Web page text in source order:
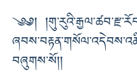
༄༅།
བཞུགས་སོ། །